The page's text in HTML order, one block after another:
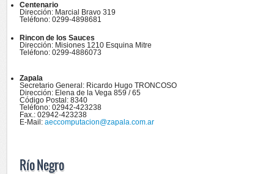
Centenario
Dirección: Marcial Bravo 319
Teléfono: 0299-4898681
Rincon de los Sauces
Dirección: Misiones 1210 Esquina Mitre
Teléfono: 0299-4886073
Zapala
Secretario General: Ricardo Hugo TRONCOSO
Dirección: Elena de la Vega 859 / 65
Código Postal: 8340
Teléfono: 02942-423238
Fax.: 02942-423238
E-Mail: aeccomputacion@zapala.com.ar
Río Negro